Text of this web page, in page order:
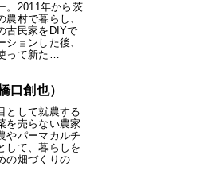
。2011年から茨
農村で暮らし、
古民家をDIYで
ションした後、
って新た…
口創也）
として就農する
を売らない農家
やパーマカルチ
して、暮らしを
の畑づくりの